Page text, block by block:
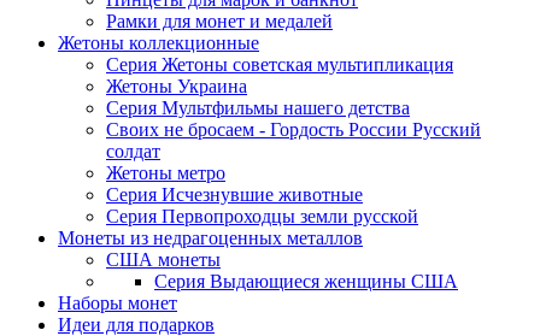
Рамки для монет и медалей
Жетоны коллекционные
Серия Жетоны советская мультипликация
Жетоны Украина
Серия Мультфильмы нашего детства
Своих не бросаем - Гордость России Русский
солдат
Жетоны метро
Серия Исчезнувшие животные
Серия Первопроходцы земли русской
Монеты из недрагоценных металлов
США монеты
Серия Выдающиеся женщины США
Наборы монет
Идеи для подарков